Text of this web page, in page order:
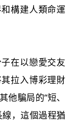
構建人類命運
在以戀愛交友
拉入博彩理財
騙局的“短、
，這個過程猶